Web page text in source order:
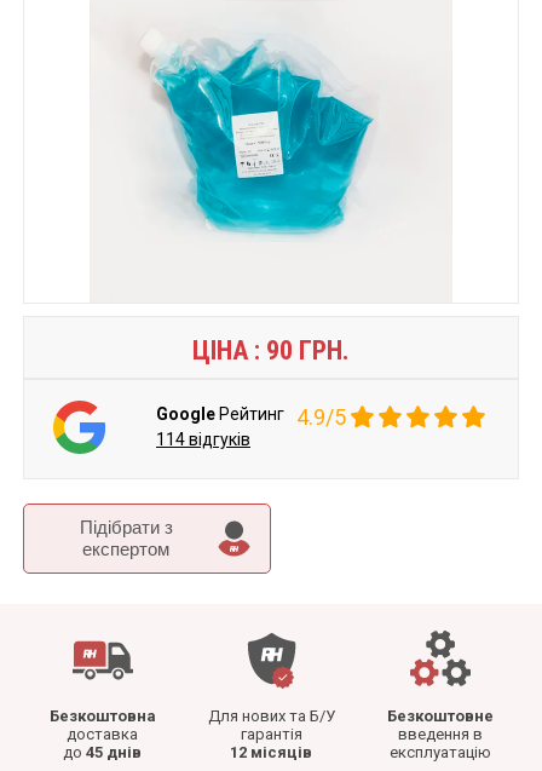
Підібрати з
експертом
Безкоштовна
доставка
до 45 днів
Для нових та Б/У
гарантія
12 місяців
Безкоштовне
введення в
експлуатацію
ЦІНА : 90 ГРН.
Google Рейтинг 4.9/5
114 відгуків